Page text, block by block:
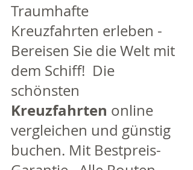
Traumhafte
Kreuzfahrten erleben -
Bereisen Sie die Welt mit
dem Schiff!  Die
schönsten
Kreuzfahrten online
vergleichen und günstig
buchen. Mit Bestpreis-